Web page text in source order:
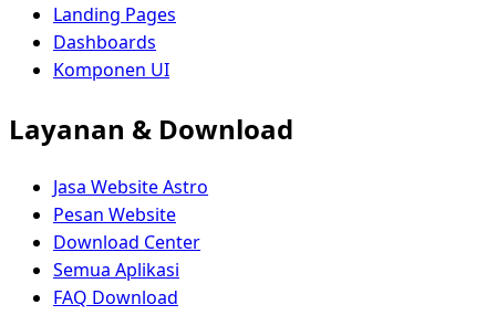
Landing Pages
Dashboards
Komponen UI
Layanan & Download
Jasa Website Astro
Pesan Website
Download Center
Semua Aplikasi
FAQ Download